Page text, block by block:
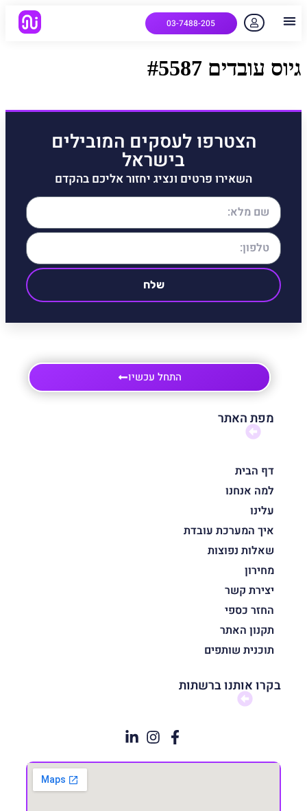
03-7488-205
גיוס עובדים #5587
הצטרפו לעסקים המובילים
בישראל
השאירו פרטים ונציג יחזור אליכם בהקדם
שלח
התחל עכשיו
מפת האתר
דף הבית
למה אנחנו
עלינו
איך המערכת עובדת
שאלות נפוצות
מחירון
יצירת קשר
החזר כספי
תקנון האתר
תוכנית שותפים
בקרו אותנו ברשתות